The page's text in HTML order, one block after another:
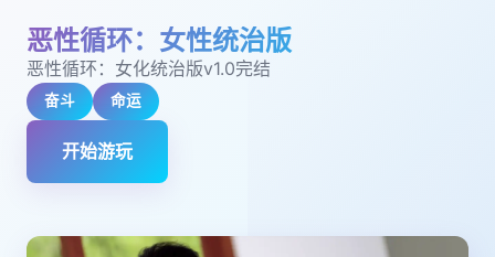
恶性循环：女性统治版
恶性循环：女化统治版v1.0完结
奋斗 命运
开始游玩